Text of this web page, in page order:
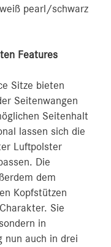
pearl/schwarz
Features
Sitze bieten
Seitenwangen
Seitenhalt
lassen sich die
Luftpolster
Die
dem
Kopfstützen
Sie
in
nun auch in drei